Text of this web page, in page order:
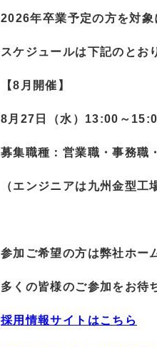
2026年卒業予定の方を対
スケジュールは下記のとお
【8月開催】
8月27日（水）13:00～
募集職種：営業職・事務職
（エンジニアは九州金型工
参加ご希望の方は弊社ホー
多くの皆様のご参加をお待
採用情報サイトはこちら